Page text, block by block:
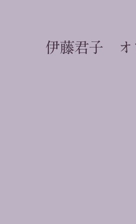
伊藤君子 オ